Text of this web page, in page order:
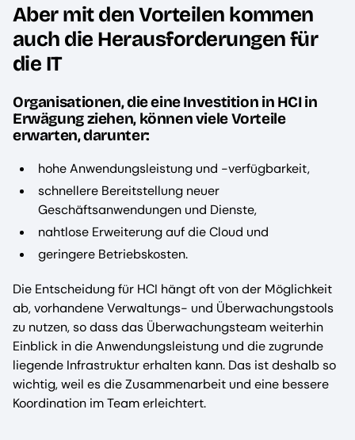
Aber mit den Vorteilen kommen
auch die Herausforderungen für
die IT
Organisationen, die eine Investition in HCI in
Erwägung ziehen, können viele Vorteile
erwarten, darunter:
hohe Anwendungsleistung und -verfügbarkeit,
schnellere Bereitstellung neuer
Geschäftsanwendungen und Dienste,
nahtlose Erweiterung auf die Cloud und
geringere Betriebskosten.
Die Entscheidung für HCI hängt oft von der Möglichkeit
ab, vorhandene Verwaltungs- und Überwachungstools
zu nutzen, so dass das Überwachungsteam weiterhin
Einblick in die Anwendungsleistung und die zugrunde
liegende Infrastruktur erhalten kann. Das ist deshalb so
wichtig, weil es die Zusammenarbeit und eine bessere
Koordination im Team erleichtert.